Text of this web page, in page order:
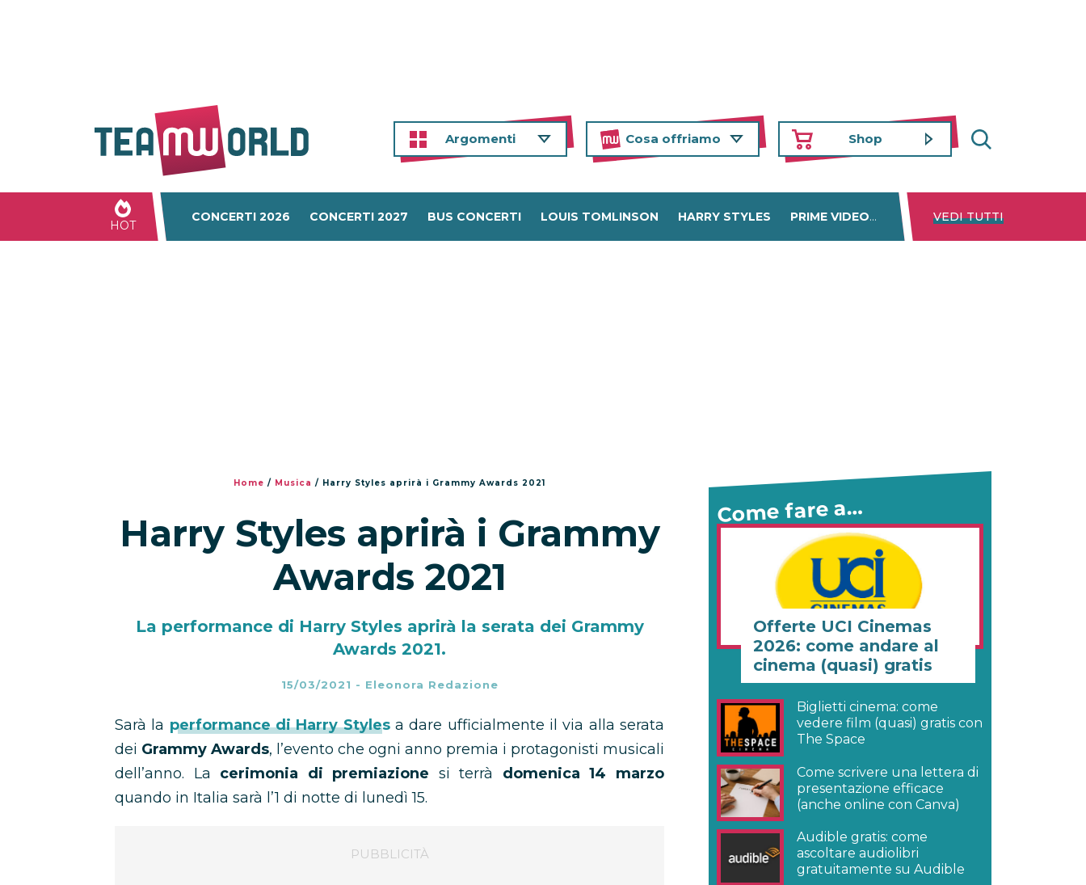
Argomenti Cosa offriamo Shop
HOT
CONCERTI 2026 CONCERTI 2027 BUS CONCERTI LOUIS TOMLINSON HARRY STYLES PRIME VIDEO DISNEY+ NETFLIX
VEDI TUTTI
Home / Musica / Harry Styles aprirà i Grammy Awards 2021
Harry Styles aprirà i Grammy
Awards 2021
La performance di Harry Styles aprirà la serata dei Grammy
Awards 2021.
15/03/2021 - Eleonora Redazione
Sarà la performance di Harry Stylesa dare ufficialmente il via alla serata
dei Grammy Awards, l’evento che ogni anno premia i protagonisti musicali
dell’anno. La cerimonia di premiazione si terrà domenica 14 marzo
quando in Italia sarà l’1 di notte di lunedì 15.
Come fare a…
Offerte UCI Cinemas
2026: come andare al
cinema (quasi) gratis
Biglietti cinema: come
vedere film (quasi) gratis con
The Space
Come scrivere una lettera di
presentazione efficace
(anche online con Canva)
Audible gratis: come
ascoltare audiolibri
gratuitamente su Audible